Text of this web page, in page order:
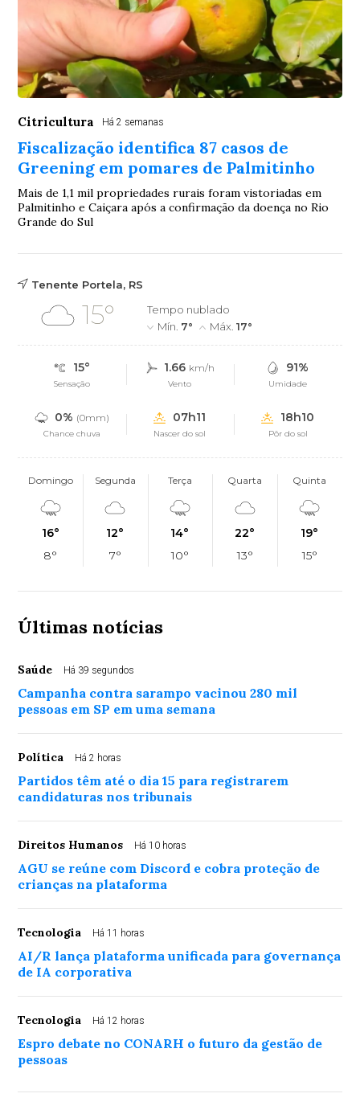
Citricultura Há 2 semanas
Fiscalização identifica 87 casos de
Greening em pomares de Palmitinho
Mais de 1,1 mil propriedades rurais foram vistoriadas em
Palmitinho e Caiçara após a confirmação da doença no Rio
Grande do Sul
Tenente Portela, RS
15°
Tempo nublado
Mín. 7° Máx.17°
15°
Sensação
1.66 km/h
Vento
91%
Umidade
0% (0mm)
Chance chuva
07h11
Nascer do sol
18h10
Pôr do sol
Domingo
16°
8°
Segunda
12°
7°
Terça
14°
10°
Quarta
22°
13°
Quinta
19°
15°
Últimas notícias
Saúde Há 39 segundos
Campanha contra sarampo vacinou 280 mil
pessoas em SP em uma semana
Política Há 2 horas
Partidos têm até o dia 15 para registrarem
candidaturas nos tribunais
Direitos Humanos Há 10 horas
AGU se reúne com Discord e cobra proteção de
crianças na plataforma
Tecnologia Há 11 horas
AI/R lança plataforma unificada para governança
de IA corporativa
Tecnologia Há 12 horas
Espro debate no CONARH o futuro da gestão de
pessoas